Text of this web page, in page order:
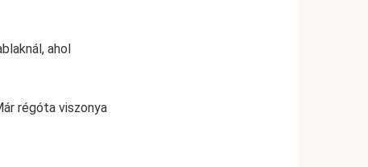
ahol
régóta viszonya